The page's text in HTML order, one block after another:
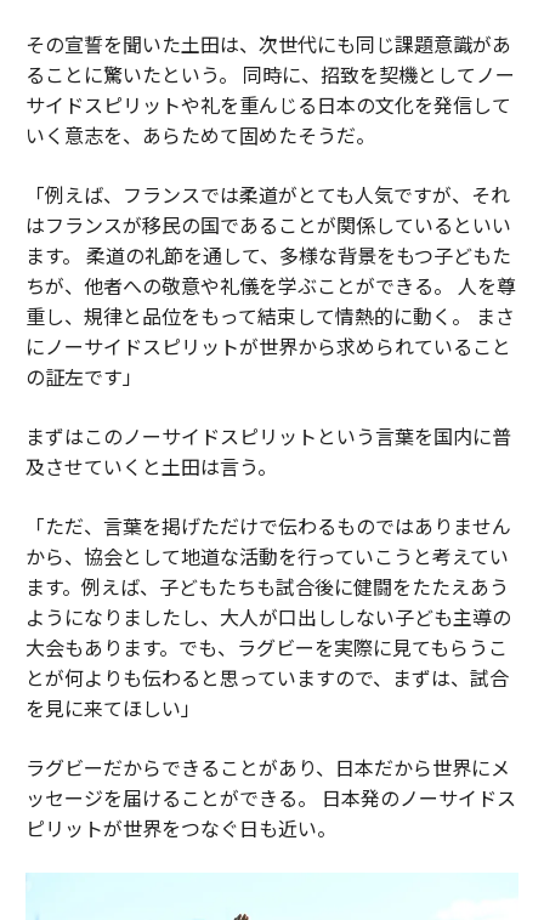
その宣誓を聞いた土田は、次世代にも同じ課題意識があ
ることに驚いたという。 同時に、招致を契機としてノー
サイドスピリットや礼を重んじる日本の文化を発信して
いく意志を、あらためて固めたそうだ。
「例えば、フランスでは柔道がとても人気ですが、それ
はフランスが移民の国であることが関係しているといい
ます。 柔道の礼節を通して、多様な背景をもつ子どもた
ちが、他者への敬意や礼儀を学ぶことができる。 人を尊
重し、規律と品位をもって結束して情熱的に動く。 まさ
にノーサイドスピリットが世界から求められていること
の証左です」
まずはこのノーサイドスピリットという言葉を国内に普
及させていくと土田は言う。
「ただ、言葉を掲げただけで伝わるものではありません
から、協会として地道な活動を行っていこうと考えてい
ます。例えば、子どもたちも試合後に健闘をたたえあう
ようになりましたし、大人が口出ししない子ども主導の
大会もあります。でも、ラグビーを実際に見てもらうこ
とが何よりも伝わると思っていますので、まずは、試合
を見に来てほしい」
ラグビーだからできることがあり、日本だから世界にメ
ッセージを届けることができる。 日本発のノーサイドス
ピリットが世界をつなぐ日も近い。